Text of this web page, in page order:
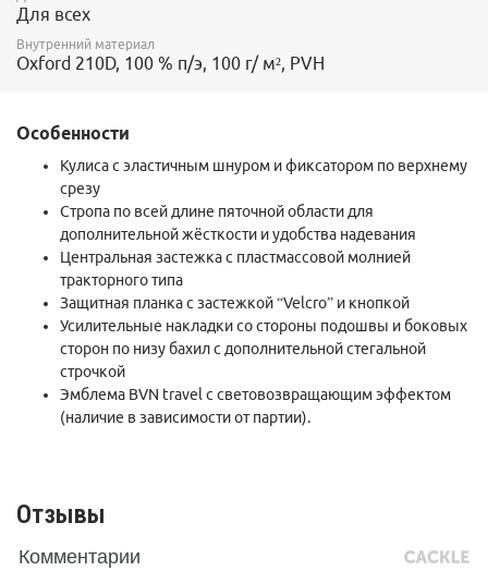
Для всех
Внутренний материал
Oxford 210D, 100 % п/э, 100 г/ м², PVH
Особенности
Кулиса с эластичным шнуром и фиксатором по верхнему
срезу
Стропа по всей длине пяточной области для
дополнительной жёсткости и удобства надевания
Центральная застежка с пластмассовой молнией
тракторного типа
Защитная планка с застежкой“Velcro” и кнопкой
Усилительные накладки со стороны подошвы и боковых
сторон по низу бахил с дополнительной стегальной
строчкой
Эмблема BVN travel cсветовозвращающим эффектом
(наличие в зависимости от партии).
Отзывы
Комментарии